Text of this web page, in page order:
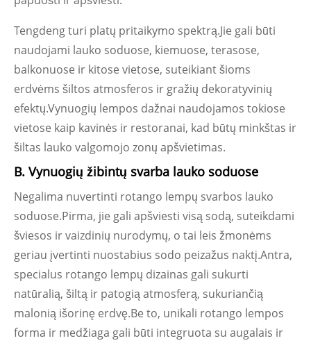
Tengdeng turi platų pritaikymo spektrą.Jie gali būti
naudojami lauko soduose, kiemuose, terasose,
balkonuose ir kitose vietose, suteikiant šioms
erdvėms šiltos atmosferos ir gražių dekoratyvinių
efektų.Vynuogių lempos dažnai naudojamos tokiose
vietose kaip kavinės ir restoranai, kad būtų minkštas ir
šiltas lauko valgomojo zonų apšvietimas.
B. Vynuogių žibintų svarba lauko soduose
Negalima nuvertinti rotango lempų svarbos lauko
soduose.Pirma, jie gali apšviesti visą sodą, suteikdami
šviesos ir vaizdinių nurodymų, o tai leis žmonėms
geriau įvertinti nuostabius sodo peizažus naktį.Antra,
specialus rotango lempų dizainas gali sukurti
natūralią, šiltą ir patogią atmosferą, sukuriančią
malonią išorinę erdvę.Be to, unikali rotango lempos
forma ir medžiaga gali būti integruota su augalais ir